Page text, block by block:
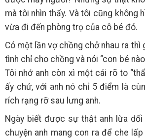
mà tôi nhìn thấy. Và tôi cũng không
vừa đi đến phòng trọ của cô bé đó.
Có một lần vợ chồng chở nhau ra thì
tình chỉ cho chồng và nói “con bé
Tôi nhớ anh còn xì một cái rõ to
ấy chứ, với anh nó chỉ 5 điểm là
rích rạng rỡ sau lưng anh.
Ngày biết được sự thật anh lừa dối
chuyện anh mang con ra để che